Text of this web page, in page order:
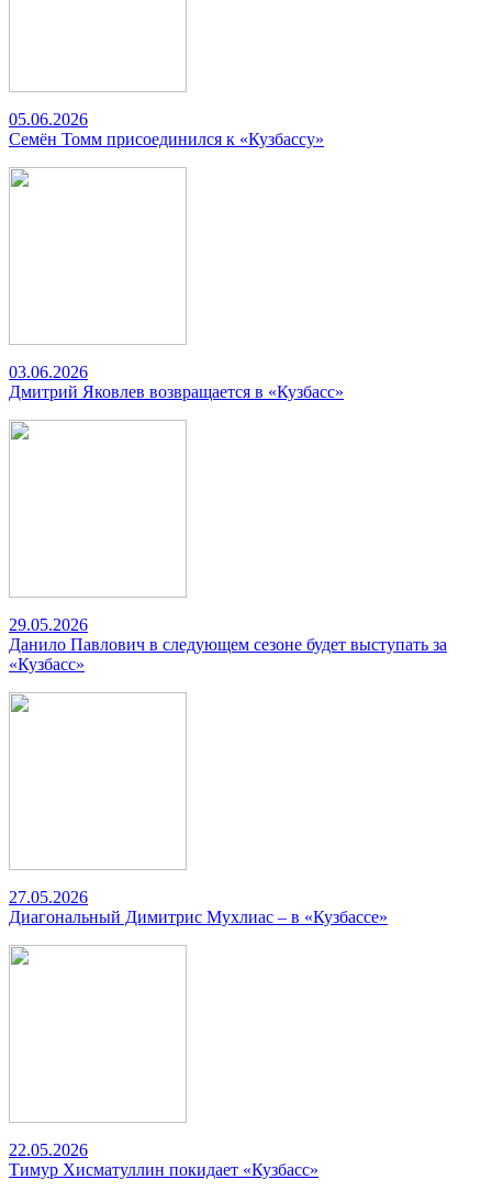
05.06.2026
Семён Томм присоединился к «Кузбассу»
03.06.2026
Дмитрий Яковлев возвращается в «Кузбасс»
29.05.2026
Данило Павлович в следующем сезоне будет выступать за
«Кузбасс»
27.05.2026
Диагональный Димитрис Мухлиас – в «Кузбассе»
22.05.2026
Тимур Хисматуллин покидает «Кузбасс»